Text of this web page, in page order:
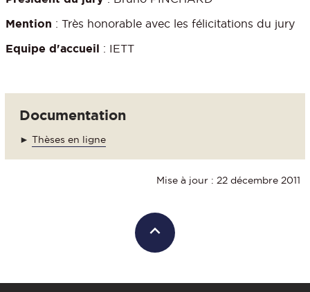
Mention : Très honorable avec les félicitations du jury
Equipe d'accueil : IETT
Documentation
► Thèses en ligne
Mise à jour : 22 décembre 2011